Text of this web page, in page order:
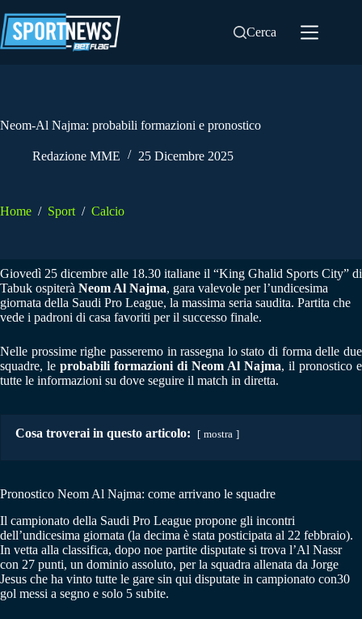
al
contenuto
Cerca
Neom-Al Najma: probabili formazioni e pronostico
Redazione MME 25 Dicembre 2025
Home / Sport / Calcio
Giovedì 25 dicembre alle 18.30 italiane il “King Ghalid Sports City” di
Tabuk ospiterà Neom Al Najma, gara valevole per l’undicesima
giornata della Saudi Pro League, la massima seria saudita. Partita che
vede i padroni di casa favoriti per il successo finale.
Nelle prossime righe passeremo in rassegna lo stato di forma delle due
squadre, le probabili formazioni di Neom Al Najma, il pronostico e
tutte le informazioni su dove seguire il match in diretta.
Cosa troverai in questo articolo: mostra
Pronostico Neom Al Najma: come arrivano le squadre
Il campionato della Saudi Pro League propone gli incontri
dell’undicesima giornata (la decima è stata posticipata al 22 febbraio).
In vetta alla classifica, dopo noe partite disputate si trova l’Al Nassr
con 27 punti, un dominio assoluto, per la squadra allenata da Jorge
Jesus che ha vinto tutte le gare sin qui disputate in campionato con30
gol messi a segno e solo 5 subite.